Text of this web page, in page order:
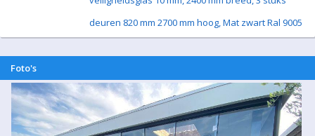
deuren 820 mm 2700 mm hoog, Mat zwart Ral 9005
Foto's